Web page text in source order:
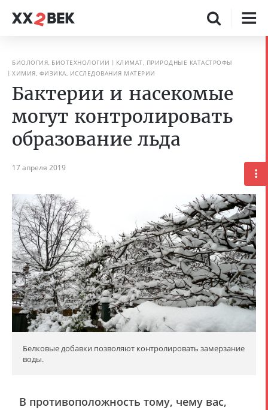
БИОЛОГИЯ, БИОТЕХНОЛОГИИ
КЛИМАТ, ПРИРОДНЫЕ КАТАСТРОФЫ
ХИМИЯ, ФИЗИКА, ИССЛЕДОВАНИЯ МАТЕРИИ
Бактерии и насекомые
могут контролировать
образование льда
17 апреля 2019
Белковые добавки позволяют контролировать замерзание
воды.
В противоположность тому, чему вас,